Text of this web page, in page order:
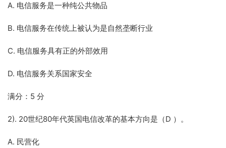
A. 电信服务是一种纯公共物品
B. 电信服务在传统上被认为是自然垄断行业
C. 电信服务具有正的外部效用
D. 电信服务关系国家安全
满分：5 分
2). 20世纪80年代英国电信改革的基本方向是（D ）。
A. 民营化